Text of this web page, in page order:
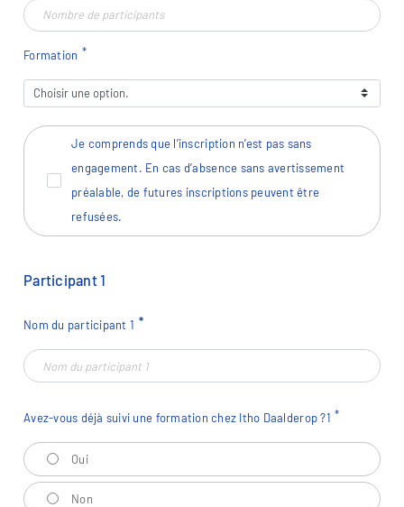
Formation
Je comprends que l’inscription n’est pas sans
engagement. En cas d’absence sans avertissement
préalable, de futures inscriptions peuvent être
refusées.
Participant1
Nom du participant 1
Avez-vous déjà suivi une formation chez Itho Daalderop ?1
Oui
Non